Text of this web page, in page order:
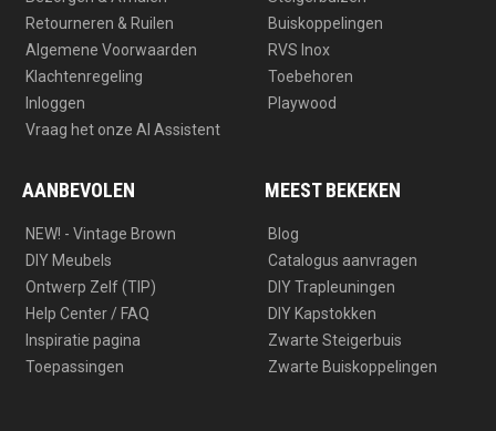
Retourneren & Ruilen
Algemene Voorwaarden
Klachtenregeling
Inloggen
Vraag het onze AI Assistent
Buiskoppelingen
RVS Inox
Toebehoren
Playwood
AANBEVOLEN
NEW! - Vintage Brown
DIY Meubels
Ontwerp Zelf (TIP)
Help Center / FAQ
Inspiratie pagina
Toepassingen
MEEST BEKEKEN
Blog
Catalogus aanvragen
DIY Trapleuningen
DIY Kapstokken
Zwarte Steigerbuis
Zwarte Buiskoppelingen